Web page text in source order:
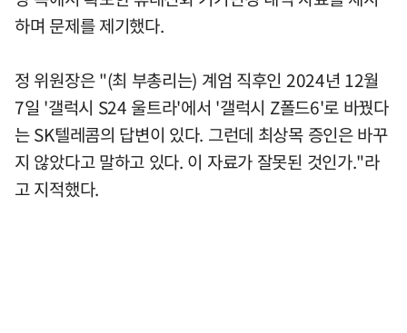
하며 문제를 제기했다.
정 위원장은 "(최 부총리는) 계엄 직후인 2024년 12월
7일 '갤럭시 S24 울트라'에서 '갤럭시 Z폴드6'로 바꿨다
는 SK텔레콤의 답변이 있다. 그런데 최상목 증인은 바꾸
지 않았다고 말하고 있다. 이 자료가 잘못된 것인가."라
고 지적했다.